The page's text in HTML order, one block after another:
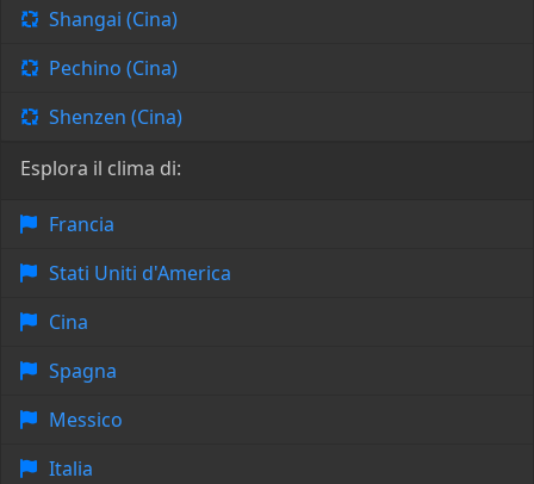
Shangai (Cina)
Pechino (Cina)
Shenzen (Cina)
Esplora il clima di:
Francia
Stati Uniti d'America
Cina
Spagna
Messico
Italia